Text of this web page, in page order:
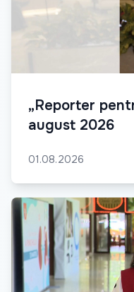
„Reporter
august 2026
01.08.2026